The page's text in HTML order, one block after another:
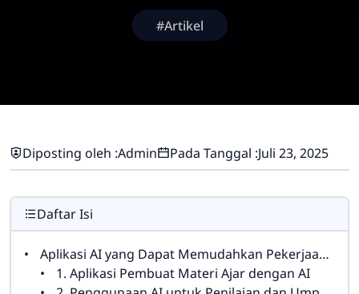
#Artikel
Diposting oleh :Admin Pada Tanggal :Juli 23, 2025
Daftar Isi
Aplikasi AI yang Dapat Memudahkan Pekerjaan Guru: Inovasi dalam Dunia Pendidikan
1. Aplikasi Pembuat Materi Ajar dengan AI